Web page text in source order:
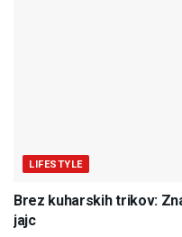
LIFESTYLE
Brez kuharskih trikov:
jajc